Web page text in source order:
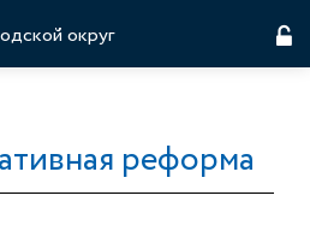
округ
реформа